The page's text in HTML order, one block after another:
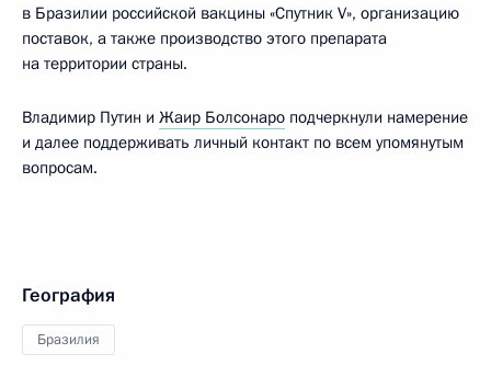
в Бразилии российской вакцины «Спутник V», организацию
поставок, а также производство этого препарата
на территории страны.
Владимир Путин и Жаир Болсонаро подчеркнули намерение
и далее поддерживать личный контакт по всем упомянутым
вопросам.
География
Бразилия